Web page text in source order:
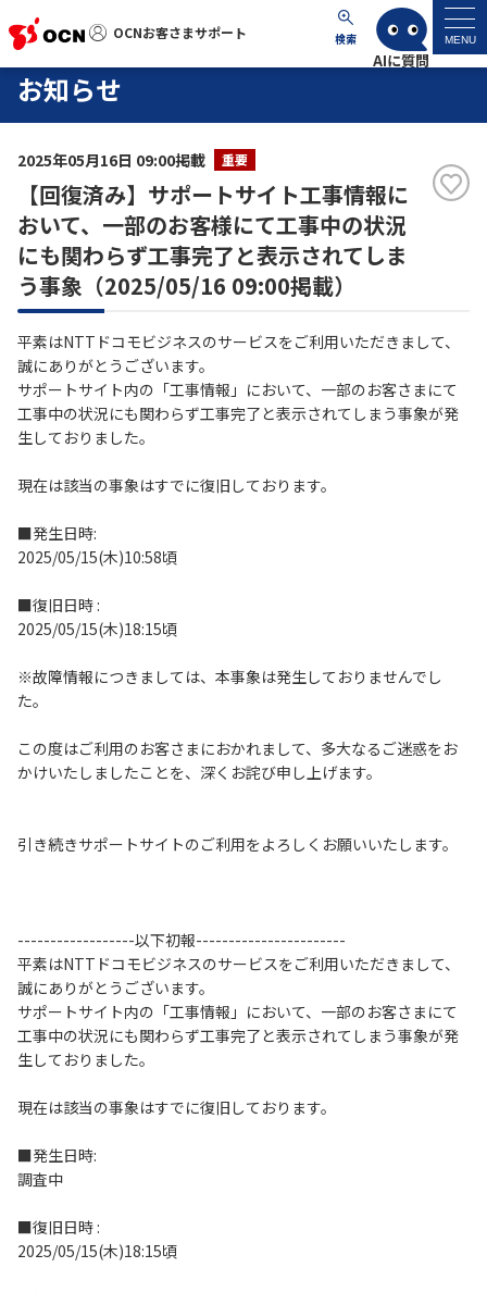
OCNお客さまサポート 検索 MENU
OCNお客さまサポート
サポートトップ
サービス名から探す
よくあるご質問
工事・故障情報
各種ダウンロード
お問い合わせ
履歴・お気に入り
まはこちら
サービス
お知らせ
2025年05月16日 09:00掲載 重要
【回復済み】サポートサイト工事情報に
おいて、一部のお客様にて工事中の状況
にも関わらず工事完了と表示されてしま
う事象（2025/05/16 09:00掲載）
平素はNTTドコモビジネスのサービスをご利用いただきまして、
誠にありがとうございます。
サポートサイト内の「工事情報」において、一部のお客さまにて
工事中の状況にも関わらず工事完了と表示されてしまう事象が発
生しておりました。
現在は該当の事象はすでに復旧しております。
■発生日時:
2025/05/15(木)10:58頃
■復旧日時 :
2025/05/15(木)18:15頃
※故障情報につきましては、本事象は発生しておりませんでし
た。
この度はご利用のお客さまにおかれまして、多大なるご迷惑をお
かけいたしましたことを、深くお詫び申し上げます。
引き続きサポートサイトのご利用をよろしくお願いいたします。
------------------以下初報-----------------------
平素はNTTドコモビジネスのサービスをご利用いただきまして、
誠にありがとうございます。
サポートサイト内の「工事情報」において、一部のお客さまにて
工事中の状況にも関わらず工事完了と表示されてしまう事象が発
生しておりました。
現在は該当の事象はすでに復旧しております。
■発生日時:
調査中
■復旧日時 :
2025/05/15(木)18:15頃